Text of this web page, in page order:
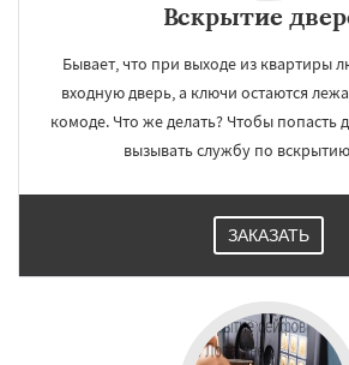
Вскрытие
Бывает, что при выходе из квартиры
входную дверь, а ключи остаются
комоде. Что же делать? Чтобы попасть
вызывать службу по
ЗАКАЗАТЬ